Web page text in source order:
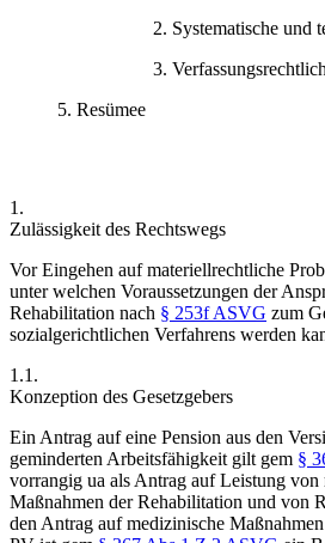
Systematische und
Resümee
1.
Zulässigkeit des Rechtswegs
Vor Eingehen auf materiellrechtliche
unter welchen Voraussetzungen der
Rehabilitation nach § 253f ASVG zum
sozialgerichtlichen Verfahrens werden
1.1.
Konzeption des Gesetzgebers
Ein Antrag auf eine Pension aus den
geminderten Arbeitsfähigkeit gilt gem §
vorrangig ua als Antrag auf Leistung von
Maßnahmen der Rehabilitation und von
den Antrag auf medizinische